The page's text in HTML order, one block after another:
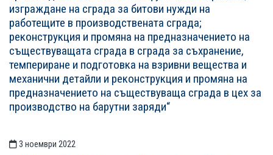
изграждане на сграда за битови нужди на
работещите в производствената сграда;
реконструкция и промяна на предназначението на
съществуващата сграда в сграда за съхранение,
темпериране и подготовка на взривни вещества и
механични детайли и реконструкция и промяна на
предназначението на съществуваща сграда в цех за
производство на барутни заряди“
3 ноември 2022